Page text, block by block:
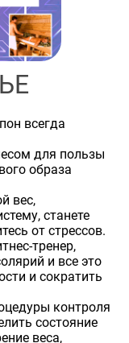
всегда
для пользы
образа
вес,
станете
от стрессов.
тренер,
и все это
и сократить
контроля
состояние
веса,